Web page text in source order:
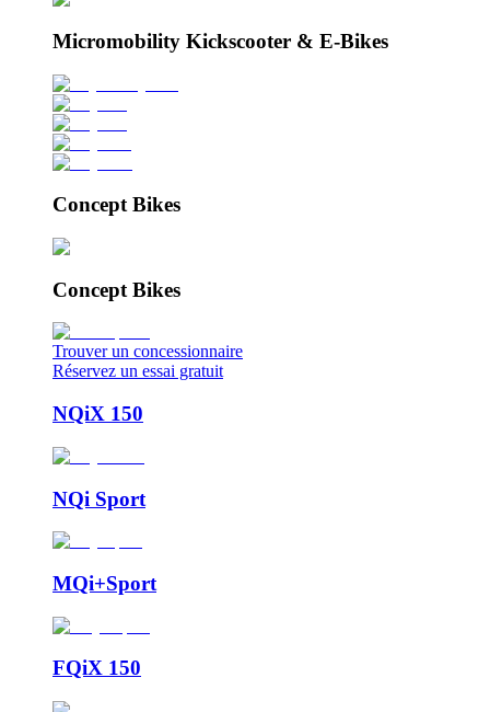
Micromobility Kickscooter & E-Bikes
Concept Bikes
Concept Bikes
Trouver un concessionnaire
Réservez un essai gratuit
NQiX 150
NQi Sport
MQi+Sport
FQiX 150